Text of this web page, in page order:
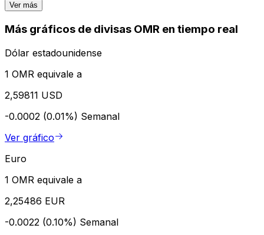
Ver más
Más gráficos de divisas OMR en tiempo real
Dólar estadounidense
1 OMR equivale a
2,59811 USD
-0.0002 (0.01%) Semanal
Ver gráfico
Euro
1 OMR equivale a
2,25486 EUR
-0.0022 (0.10%) Semanal